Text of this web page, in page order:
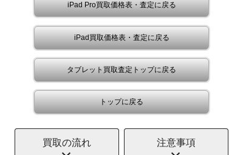
iPad Pro買取価格表・査定に戻る
iPad買取価格表・査定に戻る
タブレット買取査定トップに戻る
トップに戻る
買取の流れ 注意事項